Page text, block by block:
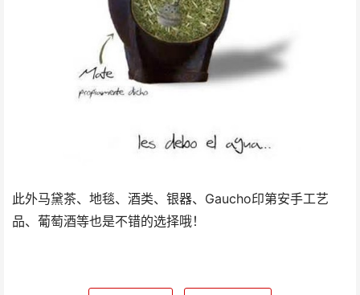
此外马黛茶、地毯、酒类、银器、Gaucho印第安手工艺
品、葡萄酒等也是不错的选择哦！